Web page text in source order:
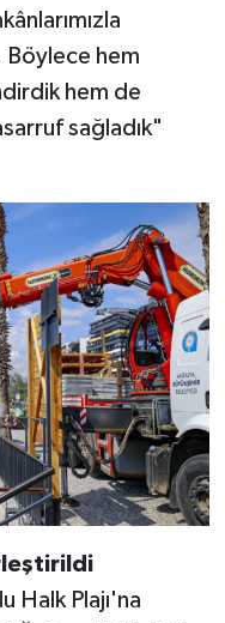
hem
hem de
sağladık"
Halk Plajı'na